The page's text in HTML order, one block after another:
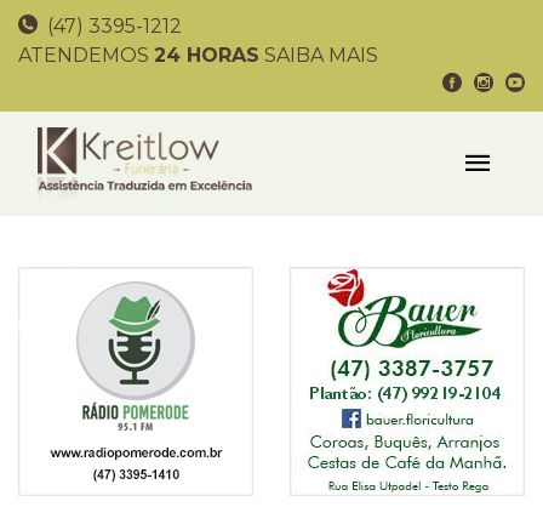
(47) 3395-1212
ATENDEMOS 24 HORAS SAIBA MAIS